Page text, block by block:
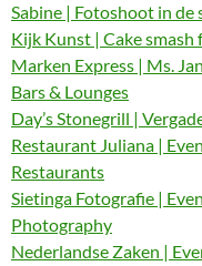
Sabine | Fotoshoot in
Kijk Kunst | Cake
Marken Express | Ms.
Bars & Lounges
Day’s Stonegrill |
Restaurant Juliana |
Restaurants
Sietinga Fotografie |
Photography
Nederlandse Zaken |